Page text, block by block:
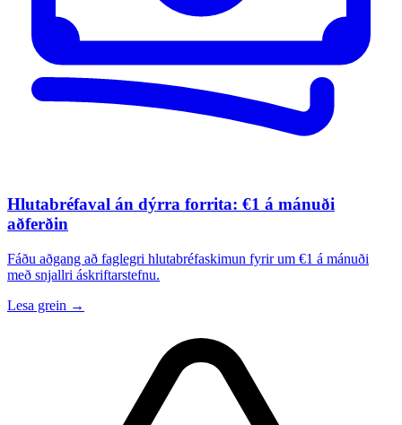
Hlutabréfaval án dýrra forrita: €1 á mánuði
aðferðin
Fáðu aðgang að faglegri hlutabréfaskimun fyrir um €1 á mánuði
með snjallri áskriftarstefnu.
Lesa grein →